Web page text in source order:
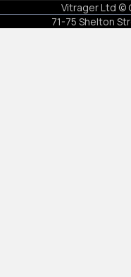
Vitrager Ltd ©
71-75 Shelton